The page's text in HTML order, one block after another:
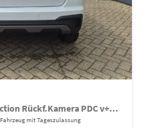
1.0 TSI 115PS DSG Selection Rückf.Kamera PDC v+h Sitzheizung Klimaautomatik Skoda-Radio Apple CarPlay + Android Auto Tempomat Garantieverlängerung 16"LM
Fahrzeug mit Tageszulassung